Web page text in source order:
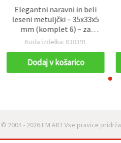
Elegantni naravni in beli
leseni metuljčki – 35x33x5
mm (komplet 6) – za
ustvarjalne hobby craft
ročno izdelana darila
Koda izdelka: 830391
Dodaj v košarico
© 2004 - 2026 EM ART Vse pravice